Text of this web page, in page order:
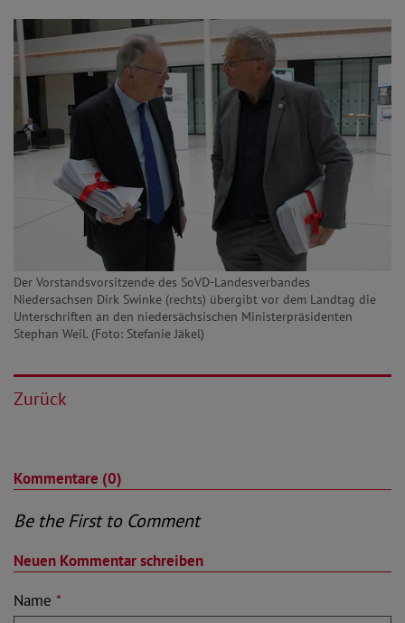
Der Vorstandsvorsitzende des SoVD-Landesverbandes
Niedersachsen Dirk Swinke (rechts) übergibt vor dem Landtag die
Unterschriften an den niedersächsischen Ministerpräsidenten
Stephan Weil. (Foto: Stefanie Jäkel)
Zurück
Kommentare (0)
Be the First to Comment
Neuen Kommentar schreiben
Name *